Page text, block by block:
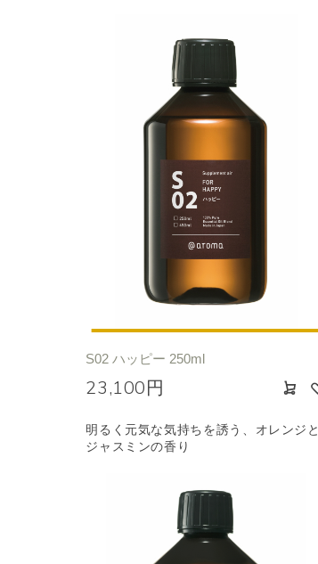
S02 ハッピー 250ml
23,100円
明るく元気な気持ちを誘う、オレンジと
ジャスミンの香り